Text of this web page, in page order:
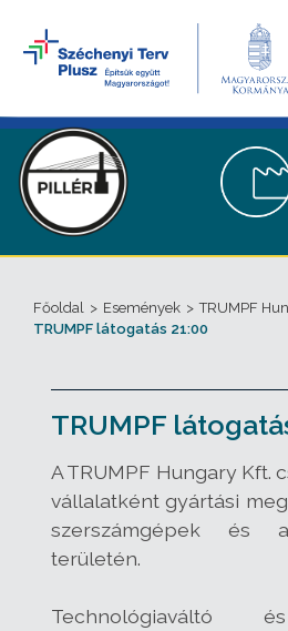
Főoldal > Események > TRUMPF
TRUMPF látogatás 21:00
TRUMPF
A TRUMPF Hungary Kft.
vállalatként gyártási
szerszámgépek és
területén.
Technológiaváltó